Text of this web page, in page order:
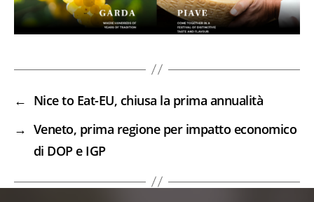
← Nice to Eat-EU, chiusa la prima annualità
→ Veneto, prima regione per impatto economico
di DOP e IGP